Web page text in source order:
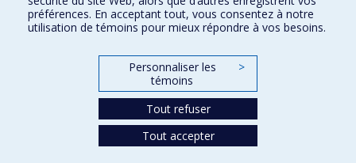
Accessibilité
FACULTÉ DES ARTS ET DES SCIENCES
Nos départements et écoles
préférences. En acceptant tout, vous consentez à notre
utilisation de témoins pour mieux répondre à vos besoins.
Personnaliser les
témoins
>
Tout refuser
Tout accepter